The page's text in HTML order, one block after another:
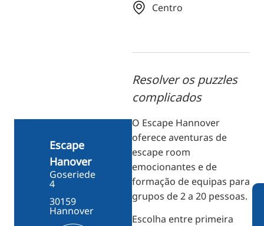
Centro
Resolver os puzzles
complicados
O Escape Hannover
oferece aventuras de
escape room
emocionantes e de
formação de equipas para
grupos de 2 a 20 pessoas.
Escolha entre primeira
Escape
Hanover
Goseriede
4
30159
Hannover